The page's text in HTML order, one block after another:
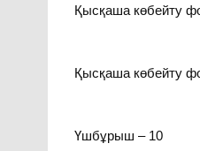
Қысқаша көбейту
Қысқаша көбейту
Үшбұрыш – 10